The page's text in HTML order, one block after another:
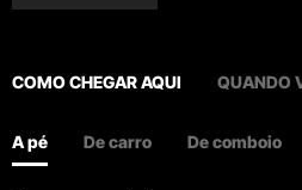
COMO CHEGAR AQUI QUANDO
A pé De carro De comboio